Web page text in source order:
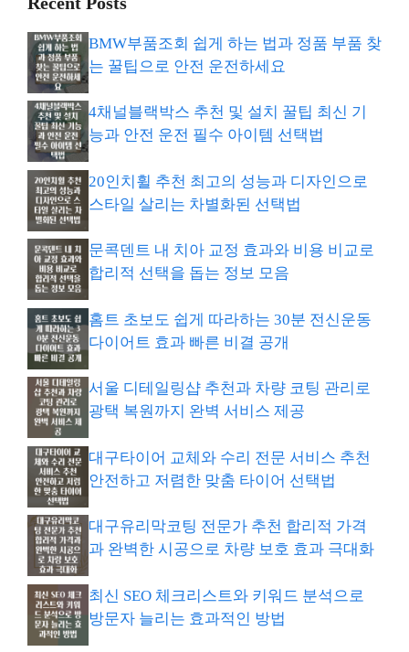
BMW부품조회 쉽게 하는 법과 정품 부품 찾
는 꿀팁으로 안전 운전하세요
4채널블랙박스 추천 및 설치 꿀팁 최신 기
능과 안전 운전 필수 아이템 선택법
20인치휠 추천 최고의 성능과 디자인으로
스타일 살리는 차별화된 선택법
문콕덴트 내 치아 교정 효과와 비용 비교로
합리적 선택을 돕는 정보 모음
홈트 초보도 쉽게 따라하는 30분 전신운동
다이어트 효과 빠른 비결 공개
서울 디테일링샵 추천과 차량 코팅 관리로
광택 복원까지 완벽 서비스 제공
대구타이어 교체와 수리 전문 서비스 추천
안전하고 저렴한 맞춤 타이어 선택법
대구유리막코팅 전문가 추천 합리적 가격
과 완벽한 시공으로 차량 보호 효과 극대화
최신 SEO 체크리스트와 키워드 분석으로
방문자 늘리는 효과적인 방법